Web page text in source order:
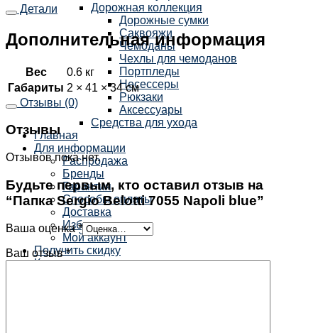
Дорожная коллекция
Дорожные сумки
Саквояжи
Чемоданы
Чехлы для чемоданов
Портпледы
Несессеры
Рюкзаки
Аксессуары
Средства для ухода
Главная
Для информации
Распродажа
Бренды
Гарантия
Способы оплаты
Доставка
Избранное
Мой аккаунт
Получить скидку
Контакты
Детали
Дополнительная информация
Вес
0.6 кг
Габариты 2 × 41 × 34 см
Отзывы (0)
Отзывы
Отзывов пока нет.
Будьте первым, кто оставил отзыв на
“Папка Sergio Belotti 7055 Napoli blue”
Ваша оценка*
Ваш отзыв*